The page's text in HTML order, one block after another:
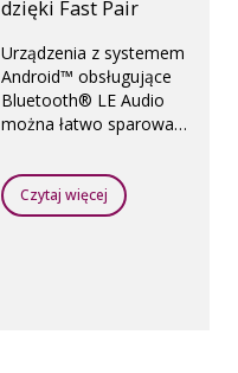
dzięki Fast Pair
Urządzenia z systemem
Android™ obsługujące
Bluetooth® LE Audio
można łatwo sparować
dziecka za pomocą
funkcji Google Fast Pair.
Znak słowny i loga
Czytaj więcej